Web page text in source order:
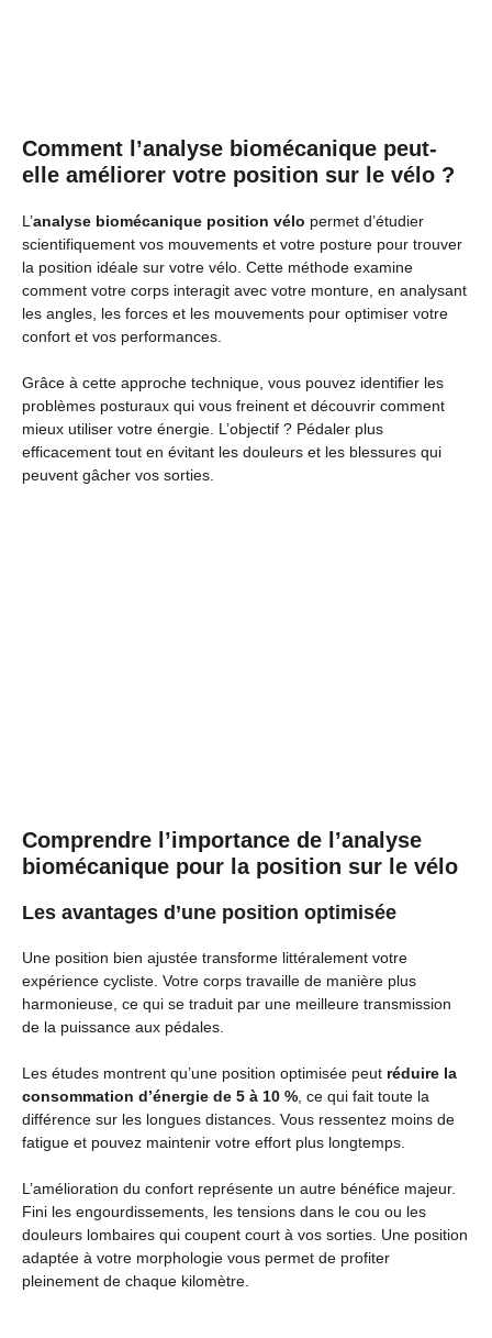
Comment l’analyse biomécanique peut-
elle améliorer votre position sur le vélo ?
L’analyse biomécanique position vélo permet d’étudier
scientifiquement vos mouvements et votre posture pour trouver
la position idéale sur votre vélo. Cette méthode examine
comment votre corps interagit avec votre monture, en analysant
les angles, les forces et les mouvements pour optimiser votre
confort et vos performances.
Grâce à cette approche technique, vous pouvez identifier les
problèmes posturaux qui vous freinent et découvrir comment
mieux utiliser votre énergie. L’objectif ? Pédaler plus
efficacement tout en évitant les douleurs et les blessures qui
peuvent gâcher vos sorties.
Comprendre l’importance de l’analyse
biomécanique pour la position sur le vélo
Les avantages d’une position optimisée
Une position bien ajustée transforme littéralement votre
expérience cycliste. Votre corps travaille de manière plus
harmonieuse, ce qui se traduit par une meilleure transmission
de la puissance aux pédales.
Les études montrent qu’une position optimisée peut réduire la
consommation d’énergie de 5 à 10 % , ce qui fait toute la
différence sur les longues distances. Vous ressentez moins de
fatigue et pouvez maintenir votre effort plus longtemps.
L’amélioration du confort représente un autre bénéfice majeur.
Fini les engourdissements, les tensions dans le cou ou les
douleurs lombaires qui coupent court à vos sorties. Une position
adaptée à votre morphologie vous permet de profiter
pleinement de chaque kilomètre.